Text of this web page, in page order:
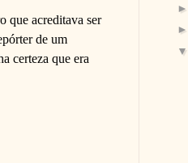
que acreditava ser
de um
certeza que era
►
►
▼